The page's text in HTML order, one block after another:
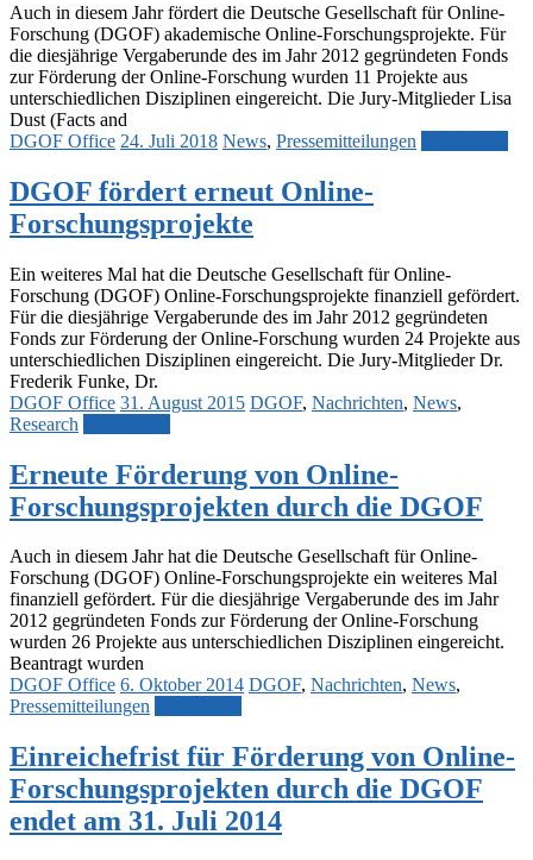
Auch in diesem Jahr fördert die Deutsche Gesellschaft für Online-
Forschung (DGOF) akademische Online-Forschungsprojekte. Für
die diesjährige Vergaberunde des im Jahr 2012 gegründeten Fonds
zur Förderung der Online-Forschung wurden 11 Projekte aus
unterschiedlichen Disziplinen eingereicht. Die Jury-Mitglieder Lisa
Dust (Facts and
DGOF Office 24. Juli 2018 News, Pressemitteilungen
DGOF fördert erneut Online-
Forschungsprojekte
Ein weiteres Mal hat die Deutsche Gesellschaft für Online-
Forschung (DGOF) Online-Forschungsprojekte finanziell gefördert.
Für die diesjährige Vergaberunde des im Jahr 2012 gegründeten
Fonds zur Förderung der Online-Forschung wurden 24 Projekte aus
unterschiedlichen Disziplinen eingereicht. Die Jury-Mitglieder Dr.
Frederik Funke, Dr.
DGOF Office 31. August 2015 DGOF, Nachrichten, News,
Research
Erneute Förderung von Online-
Forschungsprojekten durch die DGOF
Auch in diesem Jahr hat die Deutsche Gesellschaft für Online-
Forschung (DGOF) Online-Forschungsprojekte ein weiteres Mal
finanziell gefördert. Für die diesjährige Vergaberunde des im Jahr
2012 gegründeten Fonds zur Förderung der Online-Forschung
wurden 26 Projekte aus unterschiedlichen Disziplinen eingereicht.
Beantragt wurden
DGOF Office 6. Oktober 2014 DGOF, Nachrichten, News,
Pressemitteilungen
Einreichefrist für Förderung von Online-
Forschungsprojekten durch die DGOF
endet am 31. Juli 2014